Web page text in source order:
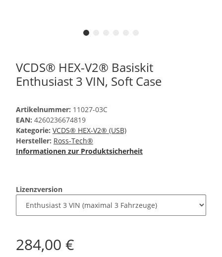
VCDS® HEX-V2® Basiskit
Enthusiast 3 VIN, Soft Case
Artikelnummer: 11027-03C
EAN: 4260236674819
Kategorie: VCDS® HEX-V2® (USB)
Hersteller: Ross-Tech®
Informationen zur Produktsicherheit
Lizenzversion
284,00 €